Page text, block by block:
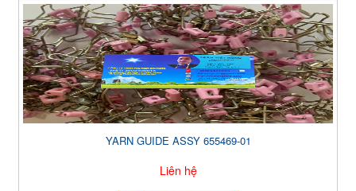
YARN GUIDE ASSY 655469-01
Liên hệ